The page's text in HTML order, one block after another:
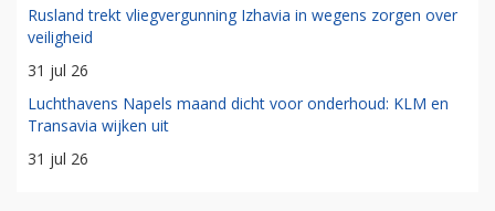
Rusland trekt vliegvergunning Izhavia in wegens zorgen over
veiligheid
31 jul 26
Luchthavens Napels maand dicht voor onderhoud: KLM en
Transavia wijken uit
31 jul 26